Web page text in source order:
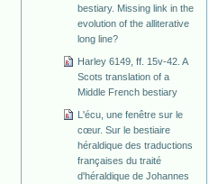
bestiary. Missing link in the
evolution of the alliterative
long line?
Harley 6149, ff. 15v-42. A
Scots translation of a
Middle French bestiary
L'écu, une fenêtre sur le
cœur. Sur le bestiaire
héraldique des traductions
françaises du traité
d'héraldique de Johannes